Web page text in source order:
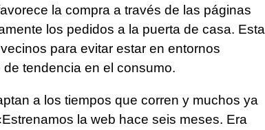
la compra a través de las páginas
los pedidos a la puerta de casa. Esta
para evitar estar en entornos
tendencia en el consumo.
a los tiempos que corren y muchos ya
la web hace seis meses. Era